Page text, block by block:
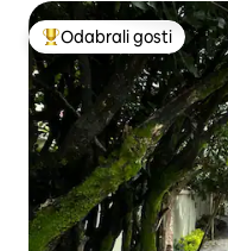
Među najviše
Odabrali gosti